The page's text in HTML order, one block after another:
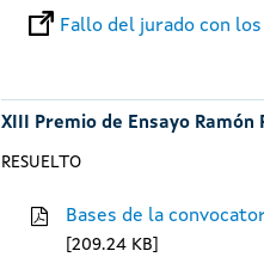
Fallo del jurado con
XIII Premio de Ensayo Ramón
RESUELTO
Bases de la
209.24 KB